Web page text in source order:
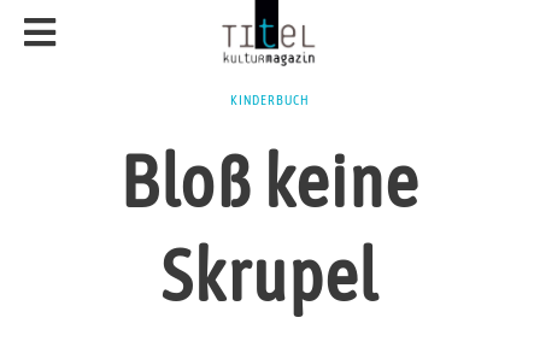
KINDERBUCH
Bloß keine
Skrupel